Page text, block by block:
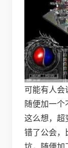
可能有人会
随便加一
这么想，超
错了公会，